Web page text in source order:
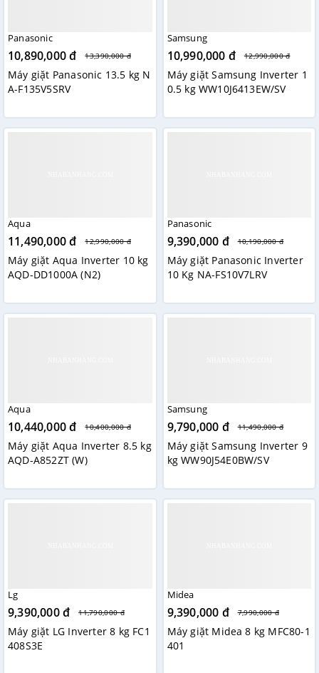
Panasonic
10,890,000 đ 13,390,000 đ
Máy giặt Panasonic 13.5 kg N
A-F135V5SRV
Samsung
10,990,000 đ 12,990,000 đ
Máy giặt Samsung Inverter 1
0.5 kg WW10J6413EW/SV
Aqua
11,490,000 đ 12,990,000 đ
Máy giặt Aqua Inverter 10 kg
AQD-DD1000A (N2)
Panasonic
9,390,000 đ 10,190,000 đ
Máy giặt Panasonic Inverter
10 Kg NA-FS10V7LRV
Aqua
10,440,000 đ 10,400,000 đ
Máy giặt Aqua Inverter 8.5 kg
AQD-A852ZT (W)
Samsung
9,790,000 đ 11,490,000 đ
Máy giặt Samsung Inverter 9
kg WW90J54E0BW/SV
Lg
9,390,000 đ 11,790,000 đ
Máy giặt LG Inverter 8 kg FC1
408S3E
Midea
9,390,000 đ 7,990,000 đ
Máy giặt Midea 8 kg MFC80-1
401